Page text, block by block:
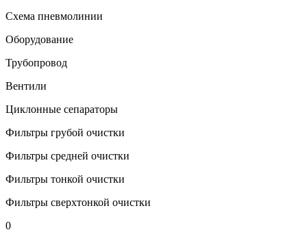
Схема пневмолинии
Оборудование
Трубопровод
Вентили
Циклонные сепараторы
Фильтры грубой очистки
Фильтры средней очистки
Фильтры тонкой очистки
Фильтры сверхтонкой очистки
0